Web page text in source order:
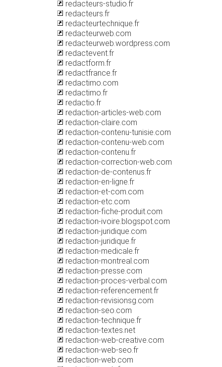
redacteurs-studio.fr
redacteurs.fr
redacteurtechnique.fr
redacteurweb.com
redacteurweb.wordpress.com
redactevent.fr
redactform.fr
redactfrance.fr
redactimo.com
redactimo.fr
redactio.fr
redaction-articles-web.com
redaction-claire.com
redaction-contenu-tunisie.com
redaction-contenu-web.com
redaction-contenu.fr
redaction-correction-web.com
redaction-de-contenus.fr
redaction-en-ligne.fr
redaction-et-com.com
redaction-etc.com
redaction-fiche-produit.com
redaction-ivoire.blogspot.com
redaction-juridique.com
redaction-juridique.fr
redaction-medicale.fr
redaction-montreal.com
redaction-presse.com
redaction-proces-verbal.com
redaction-referencement.fr
redaction-revisionsg.com
redaction-seo.com
redaction-technique.fr
redaction-textes.net
redaction-web-creative.com
redaction-web-seo.fr
redaction-web.com